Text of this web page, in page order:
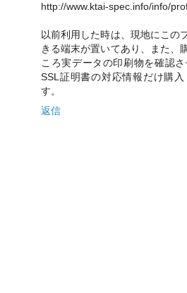
http://www.ktai-spec.info/info/
以前利用した時は、現地にこの
きる端末が置いてあり、また、
ころ実データの印刷物を確認
SSL証明書の対応情報だけ購
す。
返信